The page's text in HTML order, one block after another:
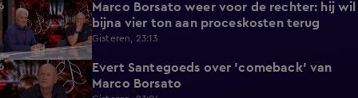
3:32
Marco Borsato weer voor de rechter: hij wil
bijna vier ton aan proceskosten terug
Gisteren, 23:13
8:57
Evert Santegoeds over 'comeback' van
Marco Borsato